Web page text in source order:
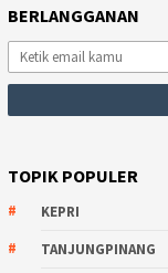
BERLANGGANAN
TOPIK POPULER
KEPRI
TANJUNGPINANG